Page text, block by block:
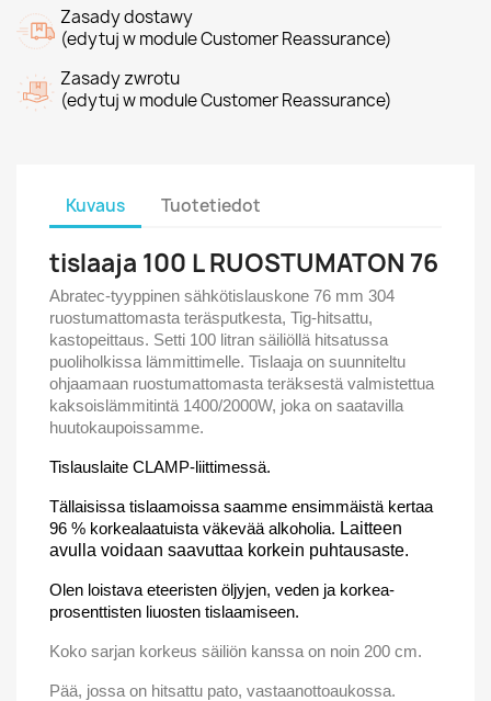
Zasady dostawy
(edytuj w module Customer Reassurance)
Zasady zwrotu
(edytuj w module Customer Reassurance)
Kuvaus Tuotetiedot
tislaaja 100 L RUOSTUMATON 76
Abratec-tyyppinen sähkötislauskone 76 mm 304
ruostumattomasta teräsputkesta, Tig-hitsattu,
kastopeittaus. Setti 100 litran säiliöllä hitsatussa
puoliholkissa lämmittimelle. Tislaaja on suunniteltu
ohjaamaan ruostumattomasta teräksestä valmistettua
kaksoislämmitintä 1400/2000W, joka on saatavilla
huutokaupoissamme.
Tislauslaite CLAMP-liittimessä.
Tällaisissa tislaamoissa saamme ensimmäistä kertaa
96 % korkealaatuista väkevää alkoholia. Laitteen
avulla voidaan saavuttaa korkein puhtausaste.
Olen loistava eteeristen öljyjen, veden ja korkea-
prosenttisten liuosten tislaamiseen.
Koko sarjan korkeus säiliön kanssa on noin 200 cm.
Pää, jossa on hitsattu pato, vastaanottoaukossa.